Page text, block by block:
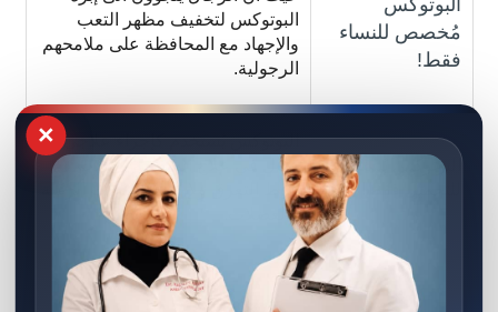
البوتوكس
مُخصص للنساء
فقط!
البوتوكس لتخفيف مظهر التعب
والإجهاد مع المحافظة على ملامحهم
الرجولية.
البوتوكس يُستخدم
البوتوكس يُستخدم كإجراء علاجي
فعال في علاج الشقيقة وحالات
فرط التعرق ولإرخاء تشنجات الرقبة
والعضلات.
×